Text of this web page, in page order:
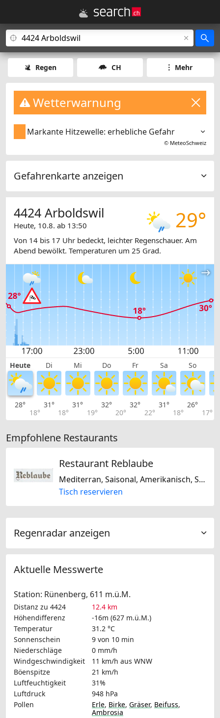
Regen CH Mehr
Wetterwarnung
Markante Hitzewelle: erhebliche Gefahr
© MeteoSchweiz
Gefahrenkarte anzeigen
29°
4424 Arboldswil
Heute, 10.8. ab 13:50
Von 14 bis 17 Uhr bedeckt, leichter Regenschauer. Am
Abend bewölkt. Temperaturen um 25 Grad.
Heute Di Mi Do Fr Sa So
28°
18°
31°
18°
31°
19°
32°
20°
32°
22°
31°
18°
26°
17°
Empfohlene Restaurants
Restaurant Reblaube
Mediterran, Saisonal, Amerikanisch, Schweizerisch, Regional, Italienisch, Französisch, Laktosefrei, Glutenfrei
Tisch reservieren
Regenradar anzeigen
Aktuelle Messwerte
Station: Rünenberg, 611 m.ü.M.
Distanz zu 4424
12.4 km
Höhendifferenz
-16m (627 m.ü.M.)
Temperatur
31.2 °C
Sonnenschein
9 von 10 min
Niederschläge
0 mm/h
Windgeschwindigkeit
11 km/h aus WNW
Böenspitze
21 km/h
Luftfeuchtigkeit
31%
Luftdruck
948 hPa
Pollen
Erle, Birke, Gräser, Beifuss,
Ambrosia